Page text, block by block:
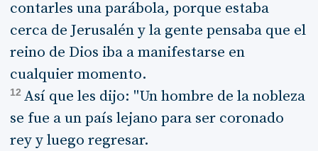
contarles una parábola, porque estaba
cerca de Jerusalén y la gente pensaba que el
reino de Dios iba a manifestarse en
cualquier momento.
12 Así que les dijo: "Un hombre de la nobleza
se fue a un país lejano para ser coronado
rey y luego regresar.